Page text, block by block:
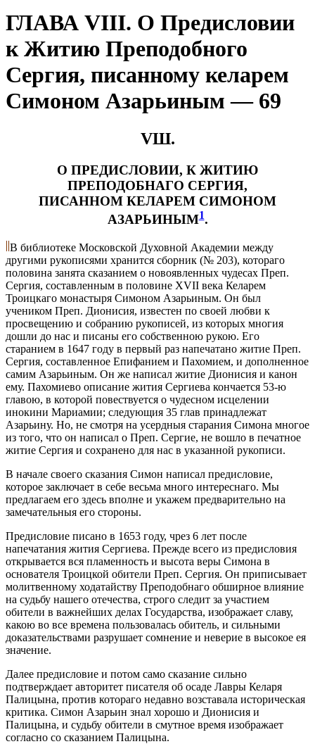
ГЛАВА VIII. О Предисловии
к Житию Преподобного
Сергия, писанному келарем
Симоном Азарьиным — 69
VШ.
О ПРЕДИСЛОВИИ, К ЖИТИЮ
ПРЕПОДОБНАГО СЕРГИЯ,
ПИСАННОМ КЕЛАРЕМ СИМОНОМ
АЗАРЬИНЫМ1.
В библиотеке Московской Духовной Академии между
другими рукописями хранится сборник (№ 203), котораго
половина занята сказанием о новоявленных чудесах Преп.
Сергия, составленным в половине XVII века Келарем
Троицкаго монастыря Симоном Азарьиным. Он был
учеником Преп. Дионисия, известен по своей любви к
просвещению и собранию рукописей, из которых многия
дошли до нас и писаны его собственною рукою. Его
старанием в 1647 году в первый раз напечатано житие Преп.
Сергия, составленное Епифанием и Пахомием, и дополненное
самим Азарьиным. Он же написал житие Дионисия и канон
ему. Пахомиево описание жития Сергиева кончается 53-ю
главою, в которой повествуется о чудесном исцелении
инокини Мариамии; следующия 35 глав принадлежат
Азарьину. Но, не смотря на усердныя старания Симона многое
из того, что он написал о Преп. Сергие, не вошло в печатное
житие Сергия и сохранено для нас в указанной рукописи.
В начале своего сказания Симон написал предисловие,
которое заключает в себе весьма много интереснаго. Мы
предлагаем его здесь вполне и укажем предварительно на
замечательныя его стороны.
Предисловие писано в 1653 году, чрез 6 лет после
напечатания жития Сергиева. Прежде всего из предисловия
открывается вся пламенность и высота веры Симона в
основателя Троицкой обители Преп. Сергия. Он приписывает
молитвенному ходатайству Преподобнаго обширное влияние
на судьбу нашего отечества, строго следит за участием
обители в важнейших делах Государства, изображает славу,
какою во все времена пользовалась обитель, и сильными
доказательствами разрушает сомнение и неверие в высокое ея
значение.
Далее предисловие и потом само сказание сильно
подтверждает авторитет писателя об осаде Лавры Келаря
Палицына, против котораго недавно возставала историческая
критика. Симон Азарьин знал хорошо и Дионисия и
Палицына, и судьбу обители в смутное время изображает
согласно со сказанием Палицына.